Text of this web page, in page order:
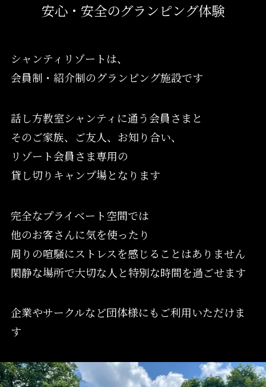
安心・安全のグランピング体験
シャンティリゾートは、
会員制・紹介制のグランピング施設です
話し方教室シャンティに通う会員さまと
そのご家族、ご友人、お知り合い、
リゾート会員さま専用の
貸し切りキャンプ場となります
完全なプライベート空間では
他のお客さんに気を使ったり
周りの喧騒にストレスを感じることはありません
閑静な場所で大切な人と特別な時間を過ごせます
企業やサークルなど団体様にもご利用いただけま
す